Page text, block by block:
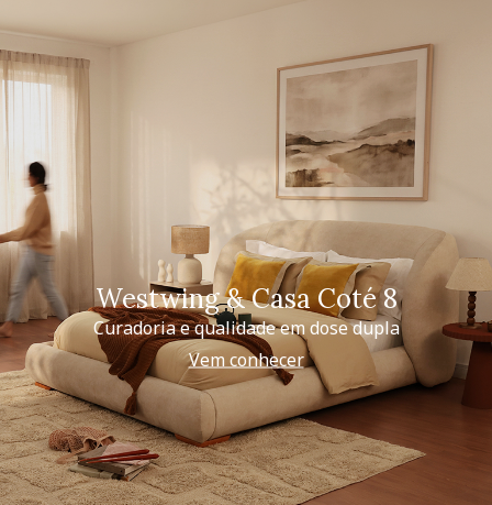
Westwing & Casa Coté 8
Curadoria e qualidade em dose dupla
Vem conhecer